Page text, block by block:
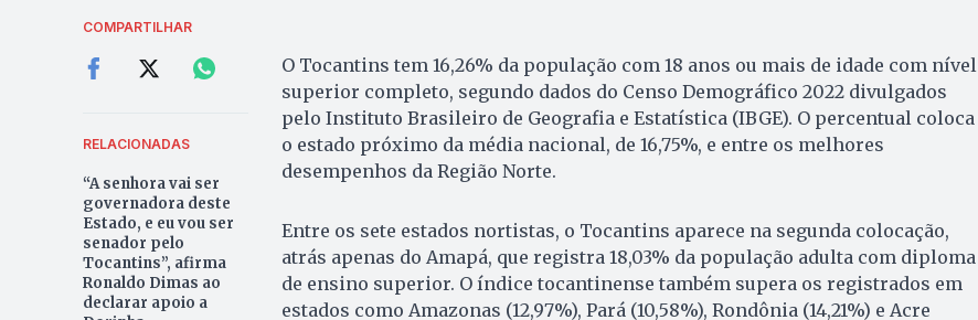
COMPARTILHAR
RELACIONADAS
“A senhora vai ser
governadora deste
Estado, e eu vou ser
senador pelo
Tocantins”, afirma
Ronaldo Dimas ao
declarar apoio a
O Tocantins tem 16,26% da população com 18 anos ou mais de idade com nível
superior completo, segundo dados do Censo Demográfico 2022 divulgados
pelo Instituto Brasileiro de Geografia e Estatística (IBGE). O percentual coloca
o estado próximo da média nacional, de 16,75%, e entre os melhores
desempenhos da Região Norte.
Entre os sete estados nortistas, o Tocantins aparece na segunda colocação,
atrás apenas do Amapá, que registra 18,03% da população adulta com diploma
de ensino superior. O índice tocantinense também supera os registrados em
estados como Amazonas (12,97%), Pará (10,58%), Rondônia (14,21%) e Acre